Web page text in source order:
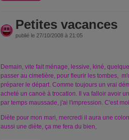
Petites vacances
publié le 27/10/2008 à 21:05
Demain, vite fait ménage, lessive, kiné,
passer au cimetière, pour fleurir les tombes,
préparer le départ. Comme toujours un vrai
acheté un canoë à trocatlon. Il va falloir avoir
par temps maussade, j'ai l'impression. C'est
Diète pour mon mari, mercredi il aura une
aussi une diète, ça me fera du bien,